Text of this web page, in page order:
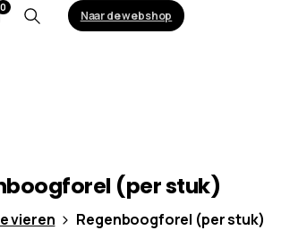
0
Search
Naar de webshop
(perstuk)
vieren Regenboogforel (per stuk)